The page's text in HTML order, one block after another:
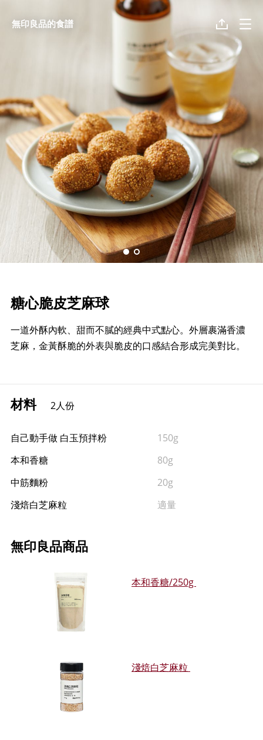
無印良品的食譜
糖心脆皮芝麻球
一道外酥內軟、甜而不膩的經典中式點心。外層裹滿香濃
芝麻，金黃酥脆的外表與脆皮的口感結合形成完美對比。
材料 2人份
自己動手做 白玉預拌粉
150g
本和香糖
80g
中筋麵粉
20g
淺焙白芝麻粒
適量
無印良品商品
本和香糖/250g
淺焙白芝麻粒